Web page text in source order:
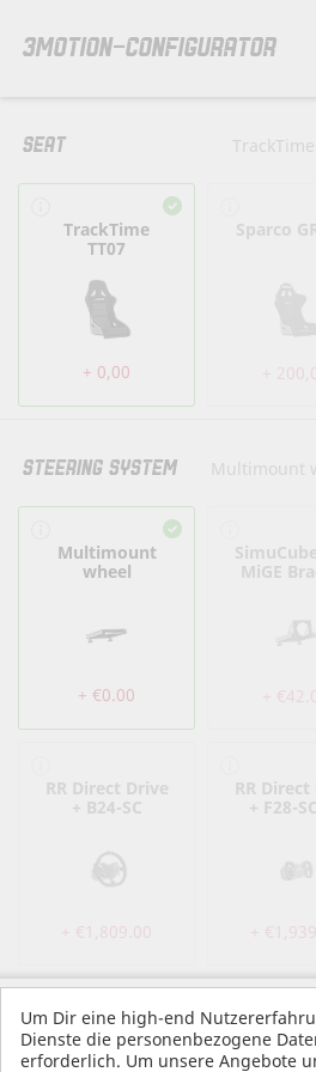
3MOTION-CONFIGURATOR
SEAT
TrackTime
TT07
+ 0,00
Sparco
+
STEERING SYSTEM Multimount
Multimount
wheel
+ €0.00
MiGE
+
RR Direct Drive
+ B24-SC
+ €1,809.00
RR
+ F28-
+
Fanatec CSL
DD + P1 V2
Lenkrad
Summary
Um Dir eine high-end
Dienste die personenbezogene
erforderlich. Um unsere Angebote